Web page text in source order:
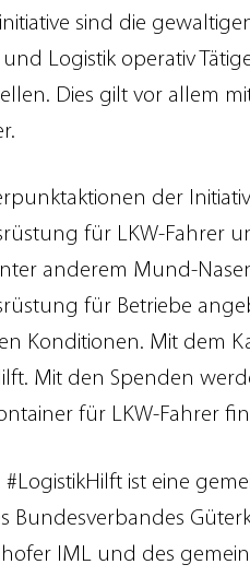
sind die
Logistik operativ
Dies gilt vor allem
der
für LKW-Fahrer
anderem Mund-
für Betriebe
Konditionen. Mit dem
Mit den Spenden
für LKW-Fahrer
#LogistikHilft ist eine
Bundesverbandes
IML und des